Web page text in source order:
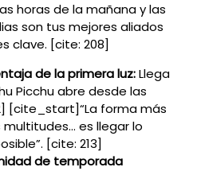
horas de la mañana y las
son tus mejores aliados
clave. [cite: 208]
de la primera luz:Llega
Picchu abre desde las
[cite_start]“La forma más
es llegar lo
[cite: 213]
de temporada